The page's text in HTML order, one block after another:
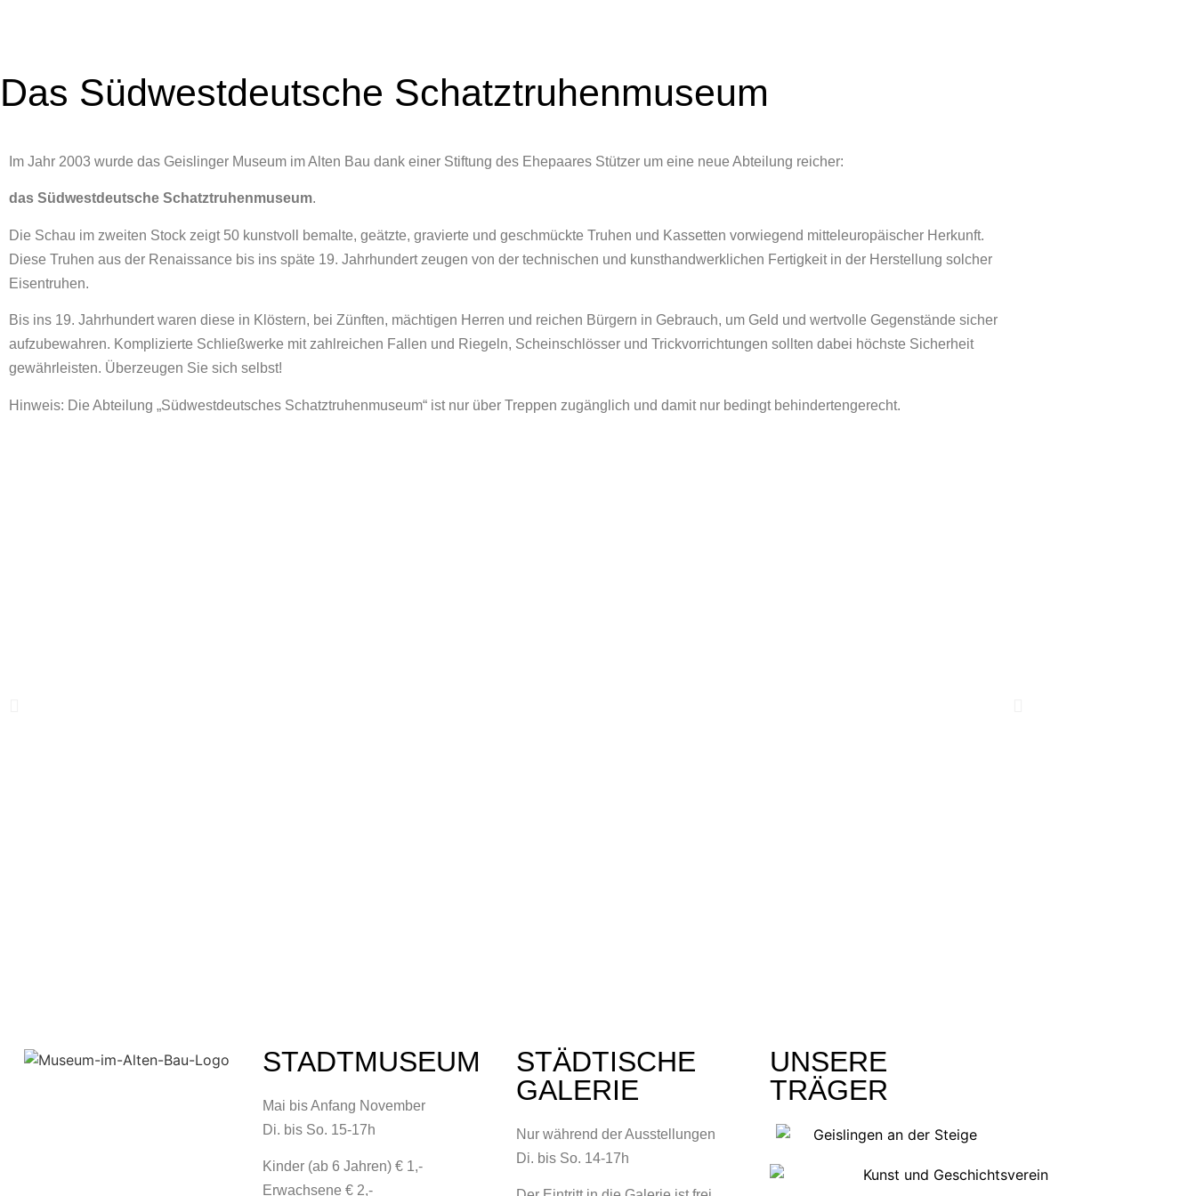
Das Südwestdeutsche Schatztruhenmuseum
Im Jahr 2003 wurde das Geislinger Museum im Alten Bau dank einer Stiftung des Ehepaares Stützer um eine neue Abteilung reicher:
das Südwestdeutsche Schatztruhenmuseum.
Die Schau im zweiten Stock zeigt 50 kunstvoll bemalte, geätzte, gravierte und geschmückte Truhen und Kassetten vorwiegend mitteleuropäischer Herkunft.
Diese Truhen aus der Renaissance bis ins späte 19. Jahrhundert zeugen von der technischen und kunsthandwerklichen Fertigkeit in der Herstellung solcher
Eisentruhen.
Bis ins 19. Jahrhundert waren diese in Klöstern, bei Zünften, mächtigen Herren und reichen Bürgern in Gebrauch, um Geld und wertvolle Gegenstände sicher
aufzubewahren. Komplizierte Schließwerke mit zahlreichen Fallen und Riegeln, Scheinschlösser und Trickvorrichtungen sollten dabei höchste Sicherheit
gewährleisten. Überzeugen Sie sich selbst!
Hinweis: Die Abteilung „Südwestdeutsches Schatztruhenmuseum“ ist nur über Treppen zugänglich und damit nur bedingt behindertengerecht.
STADTMUSEUM
Mai bis Anfang November
Di. bis So. 15-17h
Kinder (ab 6 Jahren) € 1,-
Erwachsene € 2,-
STÄDTISCHE
GALERIE
Nur während der Ausstellungen
Di. bis So. 14-17h
UNSERE
TRÄGER